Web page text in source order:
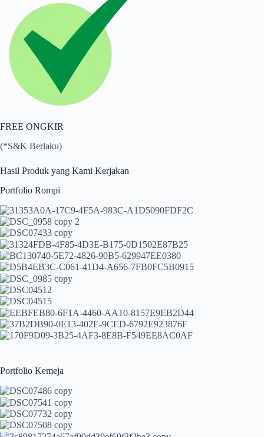
FREE ONGKIR
(*S&K Berlaku)
Hasil Produk yang Kami Kerjakan
Portfolio Rompi
Portfolio Kemeja